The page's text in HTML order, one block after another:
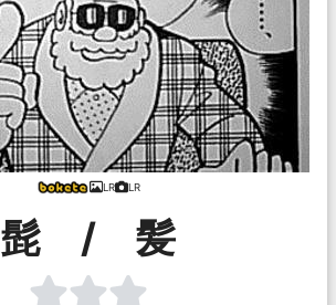
LR LR
髭 / 髪